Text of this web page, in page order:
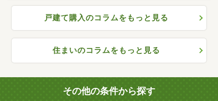
戸建て購入のコラムをもっと見る
住まいのコラムをもっと見る
その他の条件から探す